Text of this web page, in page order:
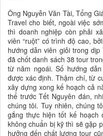
Ông Nguyễn Văn Tài, Tổng
Travel cho biết, ngoài việc
thì doanh nghiệp còn phải
viên “ruột” có trình độ cao,
hướng dẫn viên giỏi trong dịp
đã chốt danh sách 38 tour
từ năm ngoái. Số hướng
được xác định. Thậm chí, từ
xây dựng xong kế hoạch cả
thể trước Tết Nguyên đán,
chúng tôi. Tuy nhiên, chúng
gắng thực hiện tốt kế hoạch
không chuẩn bị kỹ thì sẽ gặp
hưởng đến chất lượng tour